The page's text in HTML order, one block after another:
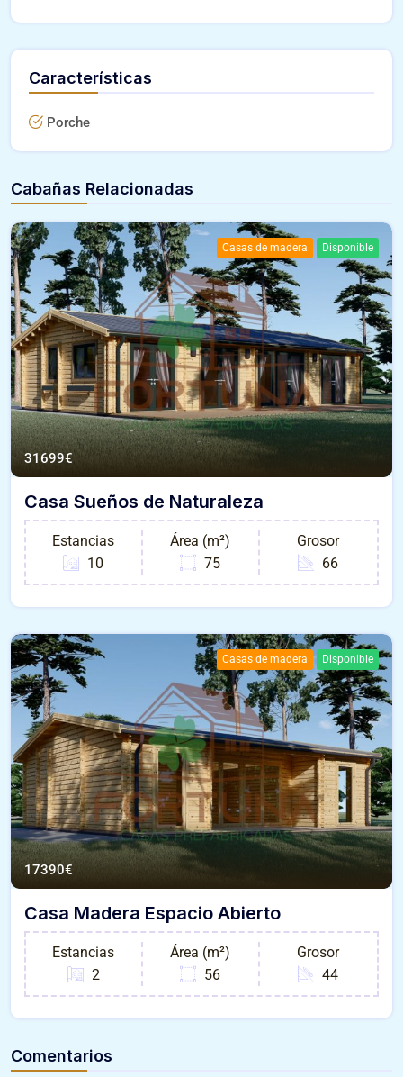
Características
Porche
Cabañas Relacionadas
Casas de madera Disponible
31699€
Casa Sueños de Naturaleza
Estancias
10
Área (m²)
75
Grosor
66
Casas de madera Disponible
17390€
Casa Madera Espacio Abierto
Estancias
2
Área (m²)
56
Grosor
44
Comentarios